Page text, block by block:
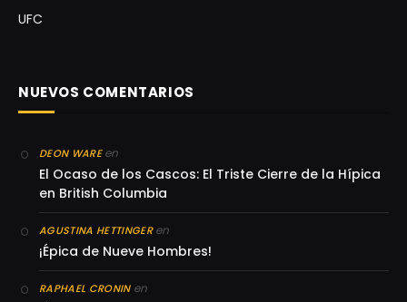
UFC
NUEVOS COMENTARIOS
DEON WAREen
El Ocaso de los Cascos: El Triste Cierre de la Hípica
en British Columbia
AGUSTINA HETTINGERen
¡Épica de Nueve Hombres!
RAPHAEL CRONINen